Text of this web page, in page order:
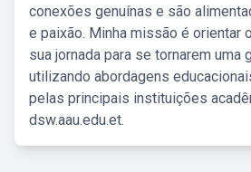
conexões genuínas e são
e paixão. Minha missão é orientar
sua jornada para se tornarem uma
utilizando abordagens
pelas principais instituições
dsw.aau.edu.et.